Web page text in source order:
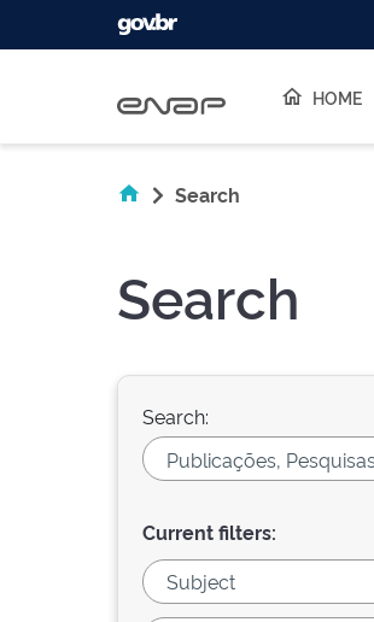
HOME
Search
Search
Search:
Current filters: